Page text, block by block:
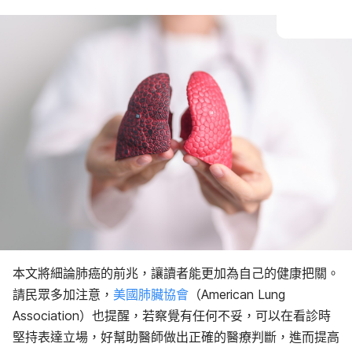
本文將細論肺癌的前兆，讓讀者能更加為自己的健康把關。
請民眾多加注意， 美國肺臟協會 （American Lung
Association）也提醒，若察覺有任何不妥，可以在看診時
堅持表達立場，好幫助醫師做出正確的醫療判斷，進而提高